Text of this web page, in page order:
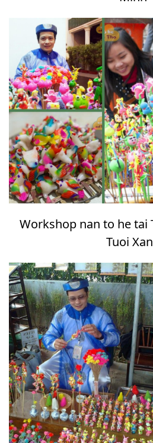
Workshop nan to he tai
Tuoi